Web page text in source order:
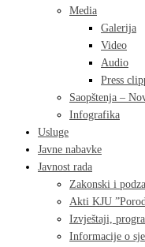
Media
Galerija
Video
Audio
Press
Saopštenja –
Infografika
Usluge
Javne nabavke
Javnost rada
Zakonski i
Akti KJU
Izvještaji,
Informacije o